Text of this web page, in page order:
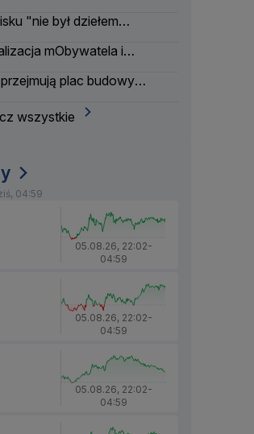
"nie był dziełem
mObywatela i
plac budowy
wszystkie
04:59
05.08.26, 22:02-
04:59
05.08.26, 22:02-
04:59
05.08.26, 22:02-
04:59